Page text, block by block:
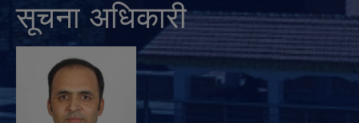
सूचना अधिकारी